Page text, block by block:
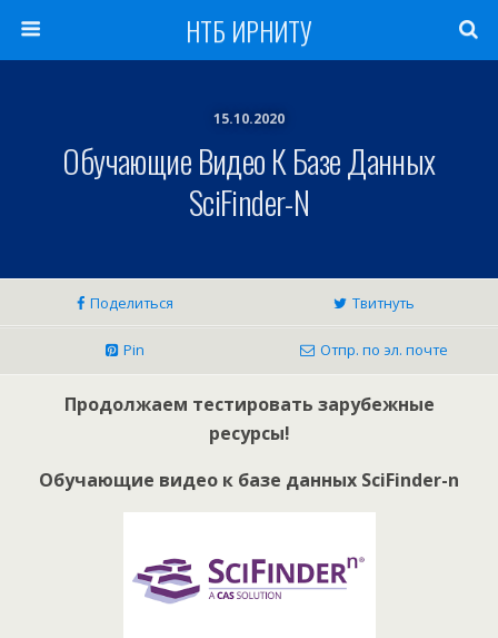
НТБ ИРНИТУ
15.10.2020
Обучающие Видео К Базе Данных
SciFinder-N
Поделиться Твитнуть
Pin Отпр. по эл. почте
Продолжаем тестировать зарубежные
ресурсы!
Обучающие видео к базе данных SciFinder-n